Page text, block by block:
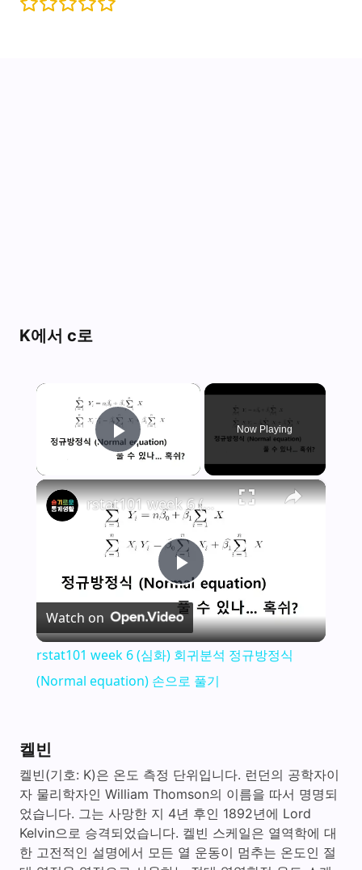
K에서 c로
×
Play Video
Now Playing
×
P
l
a
V
i
rstat101 week 6 (심화) 회귀분석 정규방정식(Normal equation) 손으로 풀기
Watch on
rstat101 week 6 (심화) 회귀분석 정규방정식
(Normal equation) 손으로 풀기
켈빈
켈빈(기호: K)은 온도 측정 단위입니다. 런던의 공학자이
자 물리학자인 William Thomson의 이름을 따서 명명되
었습니다. 그는 사망한 지 4년 후인 1892년에 Lord
Kelvin으로 승격되었습니다. 켈빈 스케일은 열역학에 대
한 고전적인 설명에서 모든 열 운동이 멈추는 온도인 절